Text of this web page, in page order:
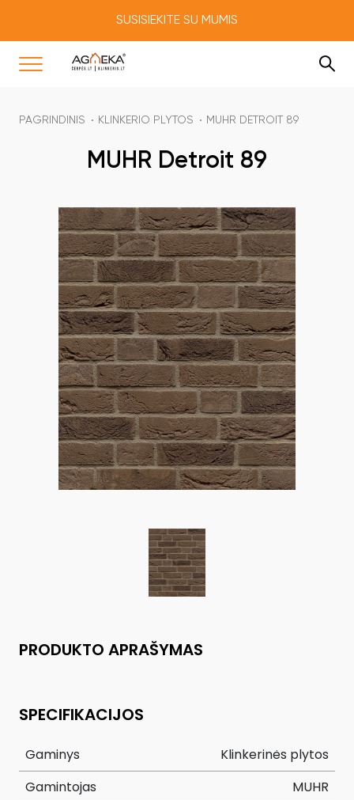
SUSISIEKITE SU MUMIS
PAGRINDINIS KLINKERIO PLYTOS MUHR DETROIT 89
MUHR Detroit 89
PRODUKTO APRAŠYMAS
SPECIFIKACIJOS
Gaminys
Klinkerinės plytos
Gamintojas
MUHR